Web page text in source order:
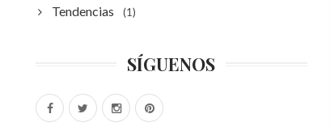
Tendencias (1)
SÍGUENOS